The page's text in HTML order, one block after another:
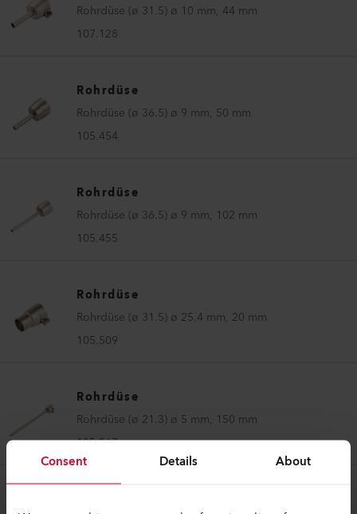
Consent Details About
Rohrdüse (ø 31.5) ø 10 mm, 44 mm
107.128
Rohrdüse
Rohrdüse (ø 36.5) ø 9 mm, 50 mm
105.454
Rohrdüse
Rohrdüse (ø 36.5) ø 9 mm, 102 mm
105.455
Rohrdüse
Rohrdüse (ø 31.5) ø 25.4 mm, 20 mm
105.509
Rohrdüse
Rohrdüse (ø 21.3) ø 5 mm, 150 mm
105.567